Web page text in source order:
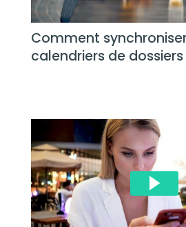
Comment
calendriers de